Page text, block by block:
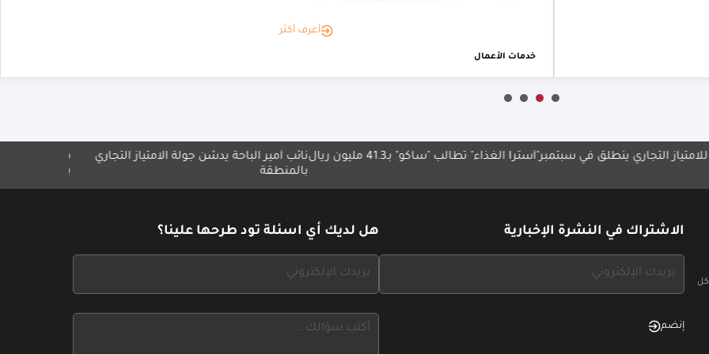
خدمات الأعمال
أعرف أكثر
ينطلق في سبتمبر"أسترا الغذاء" تطالب "ساكو" بـ41.3 مليون ريال
نائب أمير الباحة يدشّن جولة الامتياز التجاري
مجموعة ميلاف تطلق
كل
الاشتراك في النشرة الإخبارية
this,
إنضم
هل لديك أي اسئلة تود طرحها علينا؟
this,